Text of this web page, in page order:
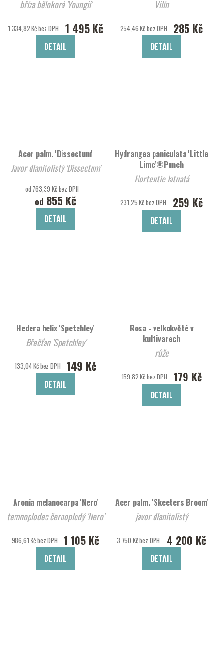
bříza bělokorá 'Youngii'
1 334,82 Kč bez DPH 1 495 Kč
DETAIL
Vilín
254,46 Kč bez DPH 285 Kč
DETAIL
Acer palm. 'Dissectum'
Javor dlanitolistý 'Dissectum'
od 763,39 Kč bez DPH
od 855 Kč
DETAIL
Hydrangea paniculata 'Little
Lime'®Punch
Hortentie latnatá
231,25 Kč bez DPH 259 Kč
DETAIL
Hedera helix 'Spetchley'
Břečťan 'Spetchley'
133,04 Kč bez DPH 149 Kč
DETAIL
Rosa - velkokvěté v
kultivarech
růže
159,82 Kč bez DPH 179 Kč
DETAIL
Aronia melanocarpa 'Nero'
temnoplodec černoplodý 'Nero'
986,61 Kč bez DPH 1 105 Kč
DETAIL
Acer palm. 'Skeeters Broom'
javor dlanitolistý
3 750 Kč bez DPH 4 200 Kč
DETAIL